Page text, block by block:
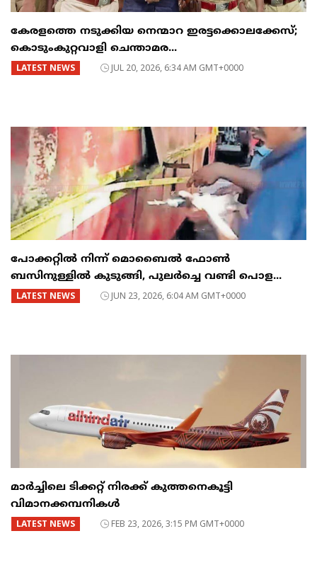
കേരളത്തെ നടുക്കിയ നെന്മാറ ഇരട്ടക്കൊലക്കേസ്;
കൊടുംകുറ്റവാളി ചെന്താമര...
LATEST NEWS JUL 20, 2026, 6:34 AM GMT+0000
പോക്കറ്റിൽ നിന്ന് മൊബൈൽ ഫോൺ
ബസിനുള്ളിൽ കുടുങ്ങി, പുലർച്ചെ വണ്ടി പൊള...
LATEST NEWS JUN 23, 2026, 6:04 AM GMT+0000
മാർച്ചിലെ ടിക്കറ്റ് നിരക്ക് കുത്തനെകൂട്ടി
വിമാനക്കമ്പനികൾ
LATEST NEWS FEB 23, 2026, 3:15 PM GMT+0000